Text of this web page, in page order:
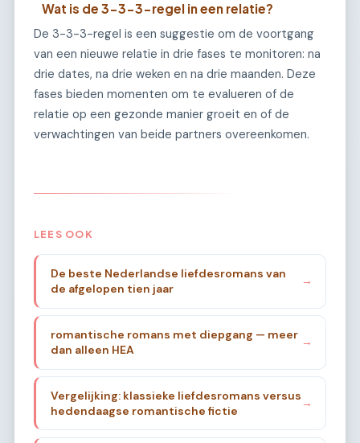
Wat is de 3-3-3-regel in een relatie?
De 3-3-3-regel is een suggestie om de voortgang
van een nieuwe relatie in drie fases te monitoren: na
drie dates, na drie weken en na drie maanden. Deze
fases bieden momenten om te evalueren of de
relatie op een gezonde manier groeit en of de
verwachtingen van beide partners overeenkomen.
LEES OOK
De beste Nederlandse liefdesromans van
de afgelopen tien jaar
→
romantische romans met diepgang — meer
dan alleen HEA
→
Vergelijking: klassieke liefdesromans versus
hedendaagse romantische fictie
→